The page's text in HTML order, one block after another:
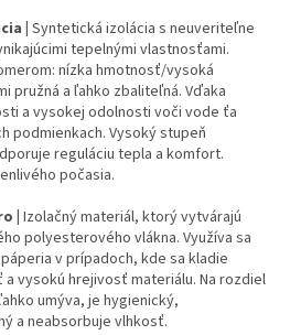
| Syntetická izolácia s neuveriteľne
tepelnými vlastnosťami.
nízka hmotnosť/vysoká
pružná a ľahko zbaliteľná. Vďaka
a vysokej odolnosti voči vode ťa
podmienkach. Vysoký stupeň
reguláciu tepla a komfort.
počasia.
| Izolačný materiál, ktorý vytvárajú
polyesterového vlákna. Využíva sa
v prípadoch, kde sa kladie
vysokú hrejivosť materiálu. Na rozdiel
umýva, je hygienický,
a neabsorbuje vlhkosť.